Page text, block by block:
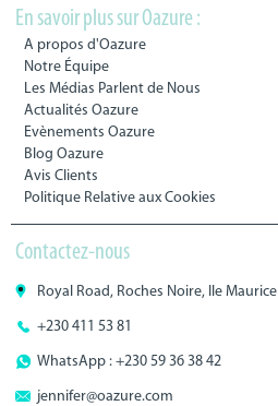
En savoir plus sur Oazure :
A propos d'Oazure
Notre Équipe
Les Médias Parlent de Nous
Actualités Oazure
Evènements Oazure
Blog Oazure
Avis Clients
Politique Relative aux Cookies
Contactez-nous
Royal Road, Roches Noire, Ile Maurice
+230 411 53 81
WhatsApp : +230 59 36 38 42
jennifer@oazure.com